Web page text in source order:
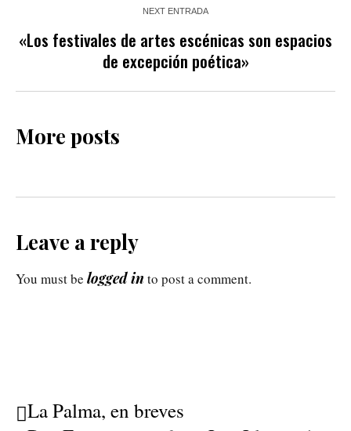
NEXT ENTRADA
«Los festivales de artes escénicas son espacios
de excepción poética»
More posts
Leave a reply
You must be logged in to post a comment.
La Palma, en breves